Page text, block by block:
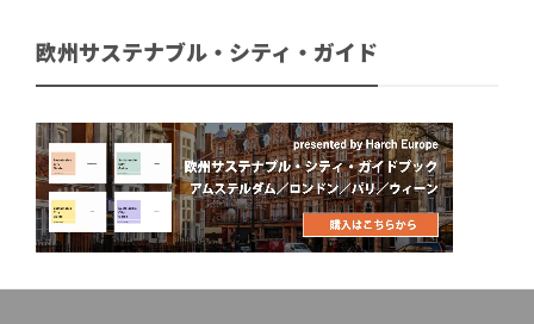
欧州サステナブル・シティ・ガイド